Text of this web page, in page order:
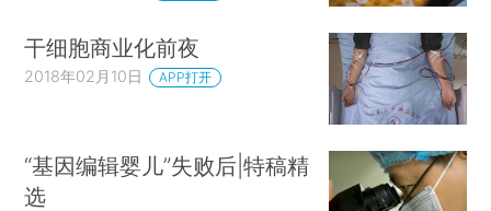
干细胞商业化前夜
2018年02月10日 APP打开
“基因编辑婴儿”失败后|特稿精
选